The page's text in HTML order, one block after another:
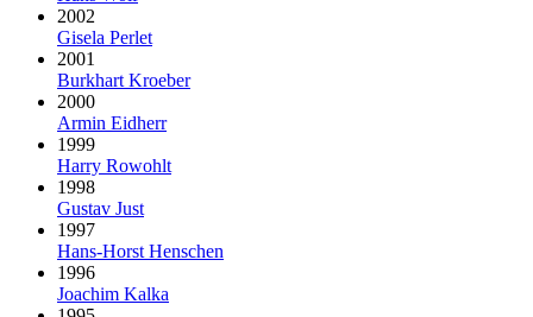
2002
Gisela Perlet
2001
Burkhart Kroeber
2000
Armin Eidherr
1999
Harry Rowohlt
1998
Gustav Just
1997
Hans-Horst Henschen
1996
Joachim Kalka